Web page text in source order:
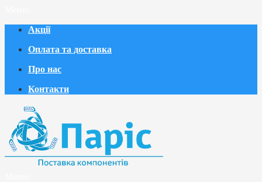
Акції
Оплата та доставка
Про нас
Контакти